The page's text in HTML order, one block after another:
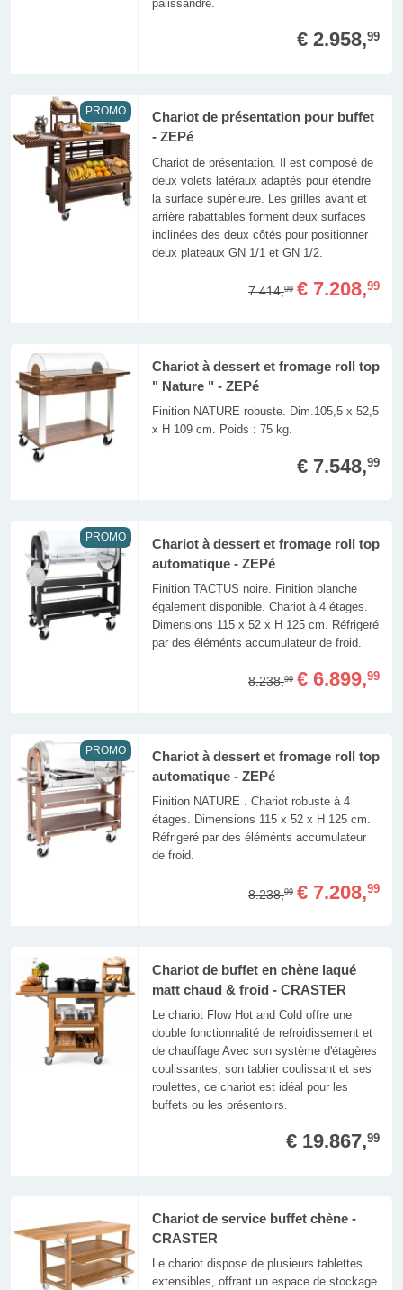
palissandre.
€ 2.958,99
PROMO
Chariot de présentation pour buffet
- ZEPé
Chariot de présentation. Il est composé de
deux volets latéraux adaptés pour étendre
la surface supérieure. Les grilles avant et
arrière rabattables forment deux surfaces
inclinées des deux côtés pour positionner
deux plateaux GN 1/1 et GN 1/2.
7.414,99 € 7.208,99
Chariot à dessert et fromage roll top
" Nature " - ZEPé
Finition NATURE robuste. Dim.105,5 x 52,5
x H 109 cm. Poids : 75 kg.
€ 7.548,99
PROMO
Chariot à dessert et fromage roll top
automatique - ZEPé
Finition TACTUS noire. Finition blanche
également disponible. Chariot à 4 étages.
Dimensions 115 x 52 x H 125 cm. Réfrigeré
par des éléménts accumulateur de froid.
8.238,99 € 6.899,99
PROMO
Chariot à dessert et fromage roll top
automatique - ZEPé
Finition NATURE . Chariot robuste à 4
étages. Dimensions 115 x 52 x H 125 cm.
Réfrigeré par des éléménts accumulateur
de froid.
8.238,99 € 7.208,99
Chariot de buffet en chène laqué
matt chaud & froid - CRASTER
Le chariot Flow Hot and Cold offre une
double fonctionnalité de refroidissement et
de chauffage Avec son système d'étagères
coulissantes, son tablier coulissant et ses
roulettes, ce chariot est idéal pour les
buffets ou les présentoirs.
€ 19.867,99
Chariot de service buffet chène -
CRASTER
Le chariot dispose de plusieurs tablettes
extensibles, offrant un espace de stockage